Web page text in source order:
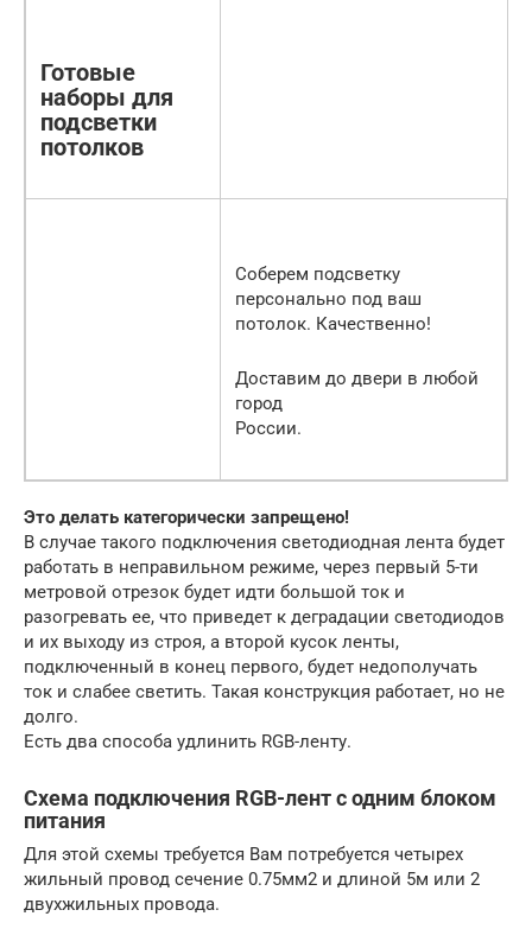
Готовые
наборы для
подсветки
потолков
Соберем подсветку
персонально под ваш
потолок. Качественно!
Доставим до двери в любой
город
России.
Это делать категорически запрещено!
В случае такого подключения светодиодная лента будет
работать в неправильном режиме, через первый 5-ти
метровой отрезок будет идти большой ток и
разогревать ее, что приведет к деградации светодиодов
и их выходу из строя, а второй кусок ленты,
подключенный в конец первого, будет недополучать
ток и слабее светить. Такая конструкция работает, но не
долго.
Есть два способа удлинить RGB-ленту.
Схема подключения RGB-лент с одним блоком
питания
Для этой схемы требуется Вам потребуется четырех
жильный провод сечение 0.75мм2 и длиной 5м или 2
двухжильных провода.